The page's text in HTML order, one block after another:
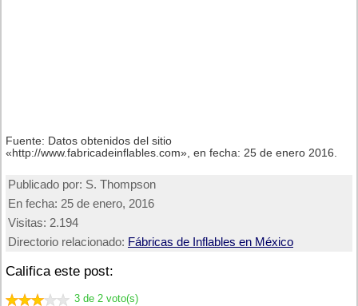
Fuente: Datos obtenidos del sitio
«http://www.fabricadeinflables.com», en fecha: 25 de enero 2016.
Publicado por: S. Thompson
En fecha: 25 de enero, 2016
Visitas: 2.194
Directorio relacionado: Fábricas de Inflables en México
Califica este post:
3 de 2 voto(s)